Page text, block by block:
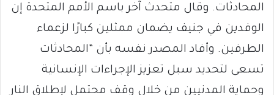
المحادثات. وقال متحدث آخر باسم الأمم المتحدة إن
الوفدين في جنيف يضمان ممثلين كبارًا لزعماء
الطرفين. وأفاد المصدر نفسه بأن “المحادثات
تسعى لتحديد سبل تعزيز الإجراءات الإنسانية
وحماية المدنيين من خلال وقف محتمل لإطلاق النار